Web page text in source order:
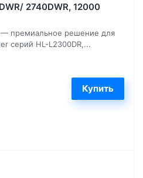
2740DWR, 12000
— премиальное решение для
серий HL-L2300DR,...